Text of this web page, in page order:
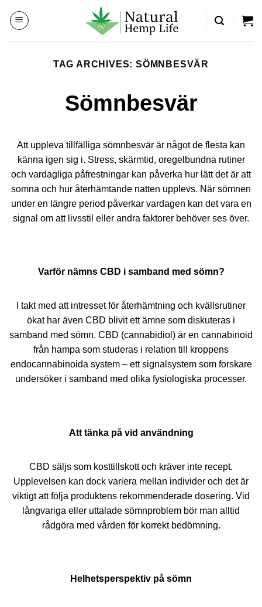
TAG ARCHIVES:SÖMNBESVÄR
Sömnbesvär
Att uppleva tillfälliga sömnbesvär är något de flesta kan
känna igen sig i. Stress, skärmtid, oregelbundna rutiner
och vardagliga påfrestningar kan påverka hur lätt det är att
somna och hur återhämtande natten upplevs. När sömnen
under en längre period påverkar vardagen kan det vara en
signal om att livsstil eller andra faktorer behöver ses över.
Varför nämns CBD i samband med sömn?
I takt med att intresset för återhämtning och kvällsrutiner
ökat har även CBD blivit ett ämne som diskuteras i
samband med sömn. CBD (cannabidiol) är en cannabinoid
från hampa som studeras i relation till kroppens
endocannabinoida system – ett signalsystem som forskare
undersöker i samband med olika fysiologiska processer.
Att tänka på vid användning
CBD säljs som kosttillskott och kräver inte recept.
Upplevelsen kan dock variera mellan individer och det är
viktigt att följa produktens rekommenderade dosering. Vid
långvariga eller uttalade sömnproblem bör man alltid
rådgöra med vården för korrekt bedömning.
Helhetsperspektiv på sömn